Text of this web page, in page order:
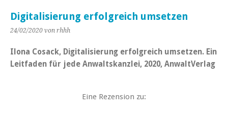
Digitalisierung erfolgreich umsetzen
24/02/2020 von rhhh
Ilona Cosack, Digitalisierung erfolgreich umsetzen. Ein
Leitfaden für jede Anwaltskanzlei, 2020, AnwaltVerlag
Eine Rezension zu: